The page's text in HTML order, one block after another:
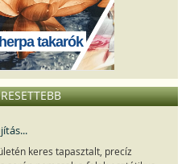
takarók
keres tapasztalt, precíz